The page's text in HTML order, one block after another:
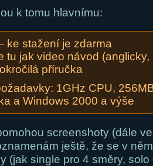
k tomu hlavnímu:
ke stažení je zdarma
tu jak video návod (anglicky,
příručka
1GHz CPU,
a Windows 2000 a výše
screenshoty (dále
ještě, že se v
(jak single pro 4 směry,